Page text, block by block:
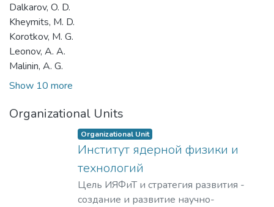
Dalkarov, O. D.
Kheymits, M. D.
Korotkov, M. G.
Leonov, A. A.
Malinin, A. G.
Show 10 more
Organizational Units
Organizational Unit
Институт ядерной физики и
технологий
Цель ИЯФиТ и стратегия развития -
создание и развитие научно-